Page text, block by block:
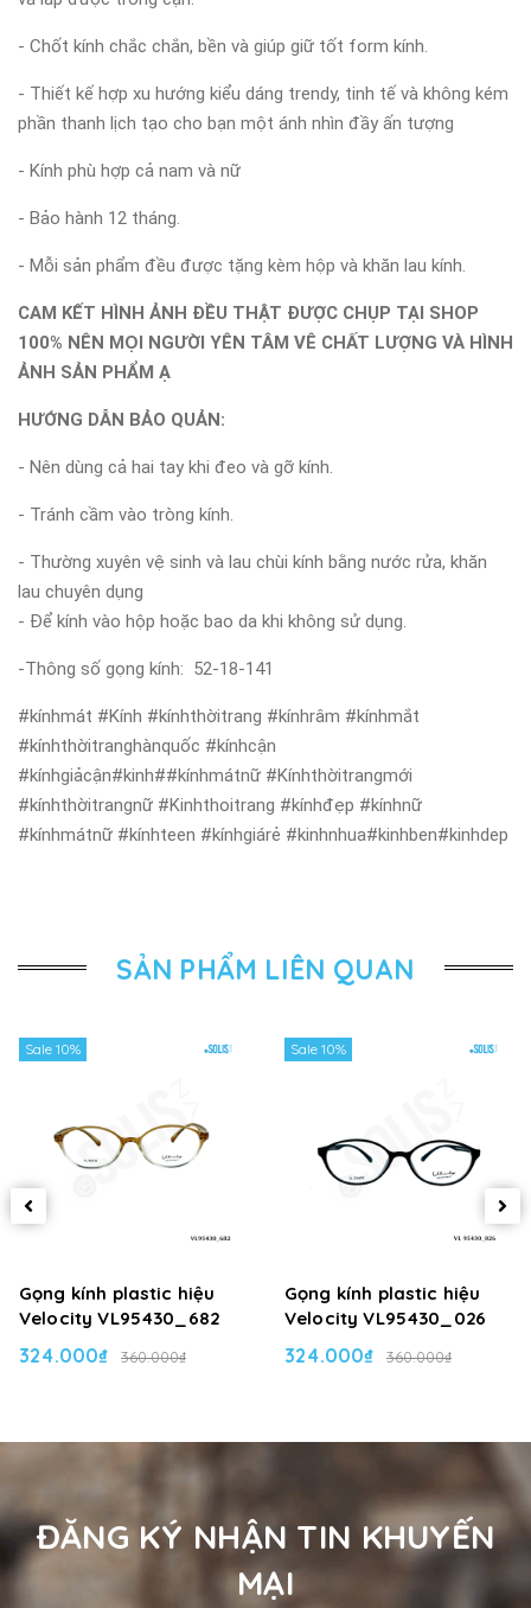
- Chốt kính chắc chắn, bền và giúp giữ tốt form kính.
- Thiết kế hợp xu hướng kiểu dáng trendy, tinh tế và không kém
phần thanh lịch tạo cho bạn một ánh nhìn đầy ấn tượng
- Kính phù hợp cả nam và nữ
- Bảo hành 12 tháng.
- Mỗi sản phẩm đều được tặng kèm hộp và khăn lau kính.
CAM KẾT HÌNH ẢNH ĐỀU THẬT ĐƯỢC CHỤP TẠI SHOP
100% NÊN MỌI NGƯỜI YÊN TÂM VÊ CHẤT LƯỢNG VÀ HÌNH
ẢNH SẢN PHẨM Ạ
HƯỚNG DẪN BẢO QUẢN:
- Nên dùng cả hai tay khi đeo và gỡ kính.
- Tránh cầm vào tròng kính.
- Thường xuyên vệ sinh và lau chùi kính bằng nước rửa, khăn
lau chuyên dụng
- Để kính vào hộp hoặc bao da khi không sử dụng.
-Thông số gọng kính: 52-18-141
#kínhmát #Kính #kínhthờitrang #kínhrâm #kínhmắt
#kínhthờitranghànquốc #kínhcận
#kínhgiảcận#kinh##kínhmátnữ #Kínhthờitrangmới
#kínhthờitrangnữ #Kinhthoitrang #kínhđẹp #kínhnữ
#kínhmátnữ #kínhteen #kínhgiárẻ #kinhnhua#kinhben#kinhdep
SẢN PHẨM LIÊN QUAN
Sale 10%
Gọng kính plastic hiệu
Velocity VL95430_682
324.000₫ 360.000₫
Sale 10%
Gọng kính plastic hiệu
Velocity VL95430_026
324.000₫ 360.000₫
ĐĂNG KÝ NHẬN TIN KHUYẾN
MẠI